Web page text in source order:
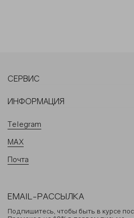
СЕРВИС
ИНФОРМАЦИЯ
Telegram
MAX
Почта
EMAIL-РАССЫЛКА
Подпишитесь, чтобы быть в курсе